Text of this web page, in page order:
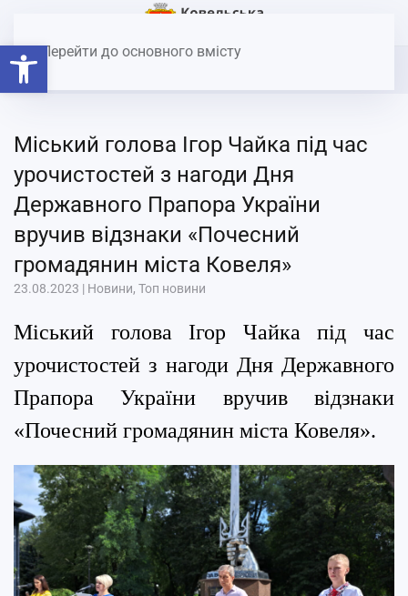
Відкрити Панель інструментів
Перейти до основного вмісту
урочистостей з нагоди Дня Державного Прапора України
вручив відзнаки «Почесний громадянин міста Ковеля»
Міський голова Ігор Чайка під час
урочистостей з нагоди Дня
Державного Прапора України
вручив відзнаки «Почесний
громадянин міста Ковеля»
23.08.2023 | Новини, Топ новини
Міський голова Ігор Чайка під час
урочистостей з нагоди Дня Державного
Прапора України вручив відзнаки
«Почесний громадянин міста Ковеля».